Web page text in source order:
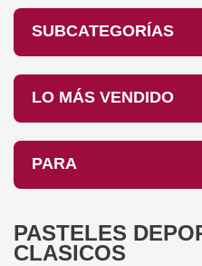
SUBCATEGORÍAS
LO MÁS VENDIDO
PARA
PASTELES
CLASICOS